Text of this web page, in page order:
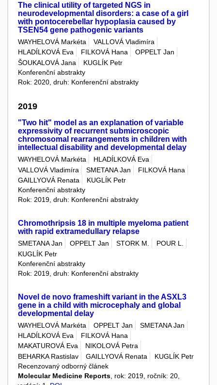
The clinical utility of targeted NGS in
neurodevelopmental disorders: a case of a girl
with pontocerebellar hypoplasia caused by
TSEN54 gene pathogenic variants
WAYHELOVÁ Markéta
VALLOVÁ Vladimíra
HLADÍLKOVÁ Eva
FILKOVÁ Hana
OPPELT Jan
ŠOUKALOVÁ Jana
KUGLÍK Petr
Konferenční abstrakty
Rok: 2020, druh: Konferenční abstrakty
2019
"Two hit" model as an explanation of variable
expressivity of recurrent submicroscopic
chromosomal rearrangements in children with
intellectual disability and developmental delay
WAYHELOVÁ Markéta
HLADÍLKOVÁ Eva
VALLOVÁ Vladimíra
SMETANA Jan
FILKOVÁ Hana
GAILLYOVÁ Renata
KUGLÍK Petr
Konferenční abstrakty
Rok: 2019, druh: Konferenční abstrakty
Chromothripsis 18 in multiple myeloma patient
with rapid extramedullary relapse
SMETANA Jan OPPELT Jan STORK M.
POUR L.
KUGLÍK Petr
Konferenční abstrakty
Rok: 2019, druh: Konferenční abstrakty
Novel de novo frameshift variant in the ASXL3
gene in a child with microcephaly and global
developmental delay
WAYHELOVÁ Markéta OPPELT Jan
SMETANA Jan
HLADÍLKOVÁ Eva
FILKOVÁ Hana
MAKATUROVÁ Eva
NIKOLOVÁ Petra
BEHARKA Rastislav
GAILLYOVÁ Renata
KUGLÍK Petr
Recenzovaný odborný článek
Molecular Medicine Reports , rok: 2019, ročník: 20,